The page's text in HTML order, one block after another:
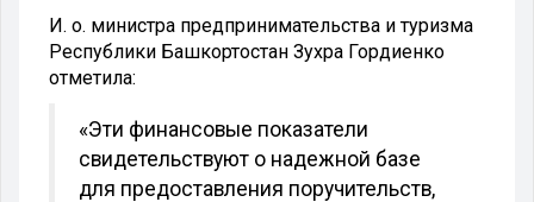
И. о. министра предпринимательства и туризма
Республики Башкортостан Зухра Гордиенко
отметила:
«Эти финансовые показатели
свидетельствуют о надежной базе
для предоставления поручительств,